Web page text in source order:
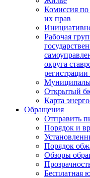
Комиссия по
их прав
Рабочая
округа
регистрации
Открытый
Карта
Обращения
Отправить
Порядок и
Порядок
Обзоры
Бесплатная